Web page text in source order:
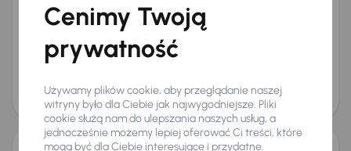
Auta krajowe
1.6 T-GDI +6 kolejnych
od 524 zł
88 000 zł
Cenimy Twoją
prywatność
Używamy plików cookie, aby przeglądanie naszej
witryny było dla Ciebie jak najwygodniejsze. Pliki
cookie służą nam do ulepszania naszych usług, a
jednocześnie możemy lepiej oferować Ci treści, które
mogą być dla Ciebie interesujące i przydatne.